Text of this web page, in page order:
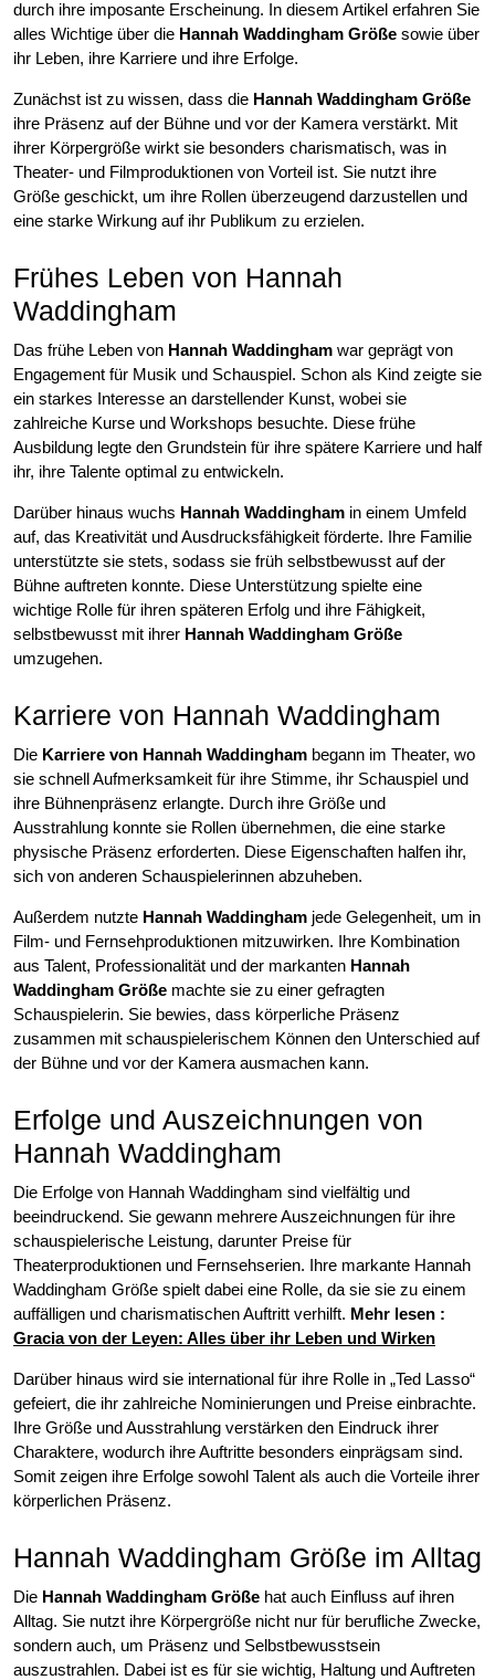
durch ihre imposante Erscheinung. In diesem Artikel erfahren Sie
alles Wichtige über die Hannah Waddingham Größe sowie über
ihr Leben, ihre Karriere und ihre Erfolge.
Zunächst ist zu wissen, dass die Hannah Waddingham Größe
ihre Präsenz auf der Bühne und vor der Kamera verstärkt. Mit
ihrer Körpergröße wirkt sie besonders charismatisch, was in
Theater- und Filmproduktionen von Vorteil ist. Sie nutzt ihre
Größe geschickt, um ihre Rollen überzeugend darzustellen und
eine starke Wirkung auf ihr Publikum zu erzielen.
Frühes Leben von Hannah
Waddingham
Das frühe Leben von Hannah Waddingham war geprägt von
Engagement für Musik und Schauspiel. Schon als Kind zeigte sie
ein starkes Interesse an darstellender Kunst, wobei sie
zahlreiche Kurse und Workshops besuchte. Diese frühe
Ausbildung legte den Grundstein für ihre spätere Karriere und half
ihr, ihre Talente optimal zu entwickeln.
Darüber hinaus wuchs Hannah Waddingham in einem Umfeld
auf, das Kreativität und Ausdrucksfähigkeit förderte. Ihre Familie
unterstützte sie stets, sodass sie früh selbstbewusst auf der
Bühne auftreten konnte. Diese Unterstützung spielte eine
wichtige Rolle für ihren späteren Erfolg und ihre Fähigkeit,
selbstbewusst mit ihrer Hannah Waddingham Größe
umzugehen.
Karriere von Hannah Waddingham
Die Karriere von Hannah Waddingham begann im Theater, wo
sie schnell Aufmerksamkeit für ihre Stimme, ihr Schauspiel und
ihre Bühnenpräsenz erlangte. Durch ihre Größe und
Ausstrahlung konnte sie Rollen übernehmen, die eine starke
physische Präsenz erforderten. Diese Eigenschaften halfen ihr,
sich von anderen Schauspielerinnen abzuheben.
Außerdem nutzte Hannah Waddingham jede Gelegenheit, um in
Film- und Fernsehproduktionen mitzuwirken. Ihre Kombination
aus Talent, Professionalität und der markanten Hannah
Waddingham Größe machte sie zu einer gefragten
Schauspielerin. Sie bewies, dass körperliche Präsenz
zusammen mit schauspielerischem Können den Unterschied auf
der Bühne und vor der Kamera ausmachen kann.
Erfolge und Auszeichnungen von
Hannah Waddingham
Die Erfolge von Hannah Waddingham sind vielfältig und
beeindruckend. Sie gewann mehrere Auszeichnungen für ihre
schauspielerische Leistung, darunter Preise für
Theaterproduktionen und Fernsehserien. Ihre markante Hannah
Waddingham Größe spielt dabei eine Rolle, da sie sie zu einem
auffälligen und charismatischen Auftritt verhilft. Mehr lesen :
Gracia von der Leyen: Alles über ihr Leben und Wirken
Darüber hinaus wird sie international für ihre Rolle in „Ted Lasso“
gefeiert, die ihr zahlreiche Nominierungen und Preise einbrachte.
Ihre Größe und Ausstrahlung verstärken den Eindruck ihrer
Charaktere, wodurch ihre Auftritte besonders einprägsam sind.
Somit zeigen ihre Erfolge sowohl Talent als auch die Vorteile ihrer
körperlichen Präsenz.
Hannah Waddingham Größe im Alltag
Die Hannah Waddingham Größe hat auch Einfluss auf ihren
Alltag. Sie nutzt ihre Körpergröße nicht nur für berufliche Zwecke,
sondern auch, um Präsenz und Selbstbewusstsein
auszustrahlen. Dabei ist es für sie wichtig, Haltung und Auftreten